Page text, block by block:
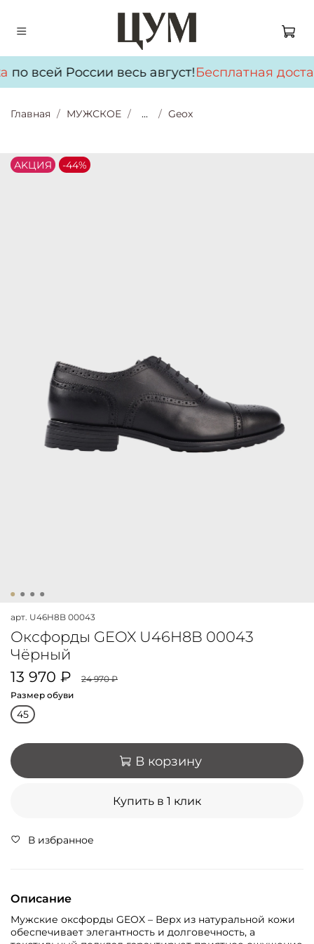
по всей России весь август!Бесплатная
Главная МУЖСКОЕ ... Geox
АKЦИЯ -44%
арт. U46H8B 00043
Оксфорды GEOX U46H8B 00043
Чёрный
13 970 ₽
24 970 ₽
Размер обуви
45
В корзину
Купить в 1 клик
В избранное
Описание
Мужские оксфорды GEOX – Верх из натуральной кожи
обеспечивает элегантность и долговечность, а